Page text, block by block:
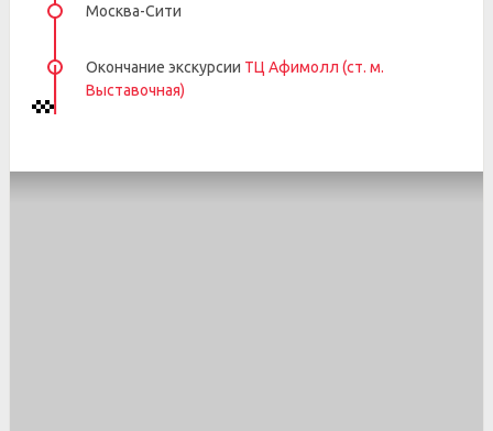
Москва-Сити
Окончание экскурсии ТЦ Афимолл (ст. м.
Выставочная)